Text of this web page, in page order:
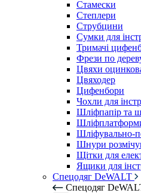
Стамески
Степлери
Струбцини
Сумки для
Тримачі
Фрези по
Цвяхи
Цвяходер
Цифенбори
Чохли для
Шліфпапір та
Шліфувально-
Шнури
Щітки для
Ящики для
Спецодяг DeWALT
Спецодяг